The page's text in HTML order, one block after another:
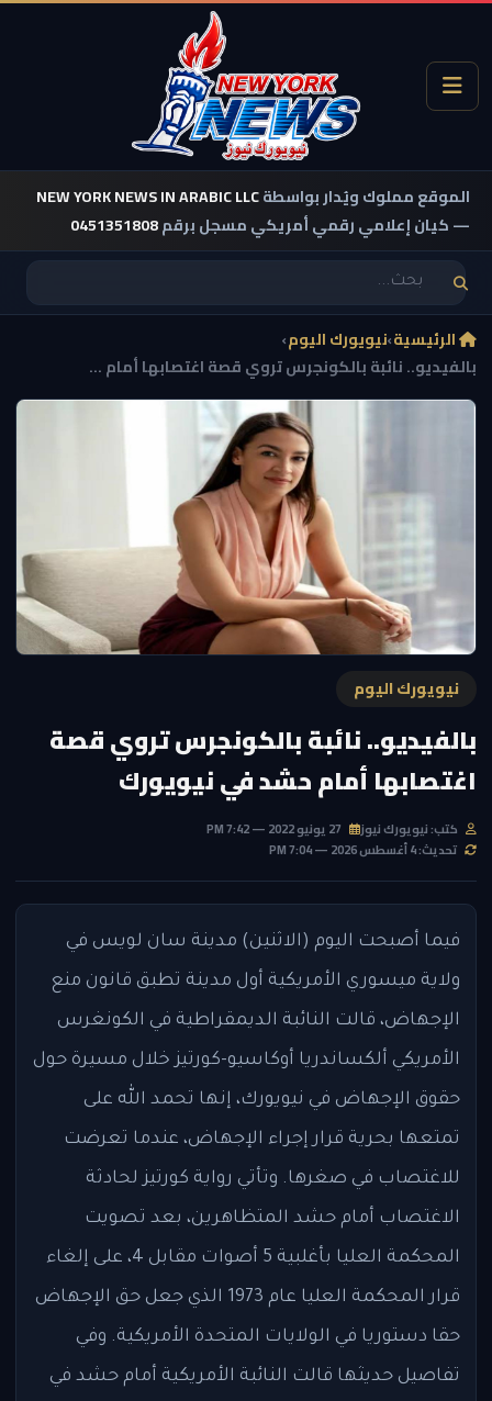
الموقع مملوك ويُدار بواسطةNEW YORK NEWS IN ARABIC LLC
— كيان إعلامي رقمي أمريكي مسجل برقم0451351808
الرئيسية›نيويورك اليوم›
بالفيديو.. نائبة بالكونجرس تروي قصة اغتصابها أمام ...
نيويورك اليوم
بالفيديو.. نائبة بالكونجرس تروي قصة
اغتصابها أمام حشد في نيويورك
كتب: نيويورك نيوز
تحديث: 4 أغسطس 2026 — 7:04 PM
فيما أصبحت اليوم (الاثنين) مدينة سان لويس في
ولاية ميسوري الأمريكية أول مدينة تطبق قانون منع
الإجهاض، قالت النائبة الديمقراطية في الكونغرس
الأمريكي ألكساندريا أوكاسيو-كورتيز خلال مسيرة حول
حقوق الإجهاض في نيويورك، إنها تحمد الله على
تمتعها بحرية قرار إجراء الإجهاض، عندما تعرضت
للاغتصاب في صغرها. وتأتي رواية كورتيز لحادثة
الاغتصاب أمام حشد المتظاهرين، بعد تصويت
المحكمة العليا بأغلبية 5 أصوات مقابل 4، على إلغاء
قرار المحكمة العليا عام 1973 الذي جعل حق الإجهاض
حقا دستوريا في الولايات المتحدة الأمريكية. وفي
تفاصيل حديثها قالت النائبة الأمريكية أمام حشد في